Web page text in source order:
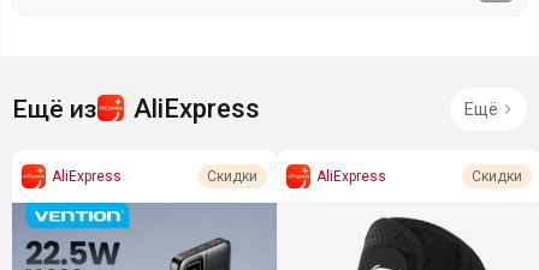
Ещё из AliExpress Ещё
AliExpress Скидки AliExpress Скидки